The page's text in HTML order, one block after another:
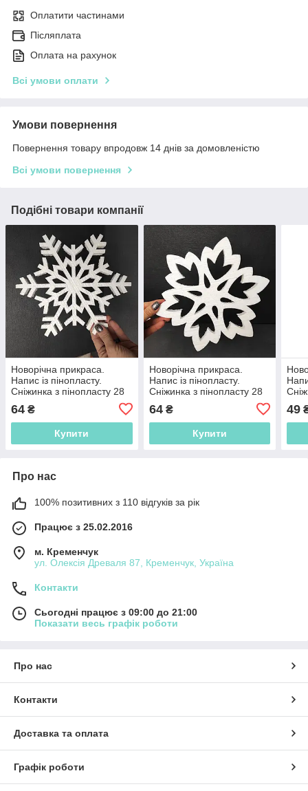
Оплатити частинами
Післяплата
Оплата на рахунок
Всі умови оплати
Умови повернення
Повернення товару впродовж 14 днів за домовленістю
Всі умови повернення
Подібні товари компанії
Новорічна прикраса.
Напис із пінопласту.
Сніжинка з пінопласту 28
64 ₴
Купити
Новорічна прикраса.
Напис із пінопласту.
Сніжинка з пінопласту 28
64₴
Купити
49
Про нас
100% позитивних з 110 відгуків за рік
Працює з 25.02.2016
м. Кременчук
ул. Олексія Древаля 87, Кременчук, Україна
Контакти
Сьогодні працює з 09:00 до 21:00
Показати весь графік роботи
Про нас
Контакти
Доставка та оплата
Графік роботи